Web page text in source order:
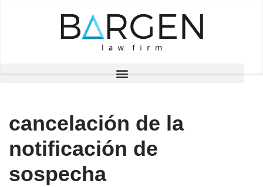
cancelación de la
notificación de
sospecha